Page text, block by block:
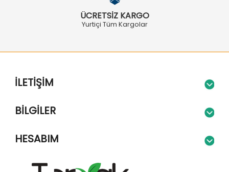
ÜCRETSİZ KARGO
Yurtiçi Tüm Kargolar
İLETIŞIM
BILGILER
HESABIM